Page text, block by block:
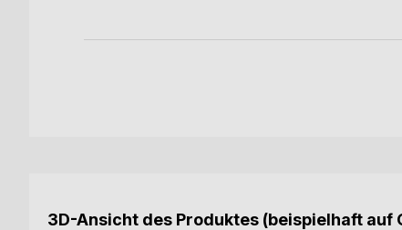
3D-Ansicht des Produktes (beispielhaft